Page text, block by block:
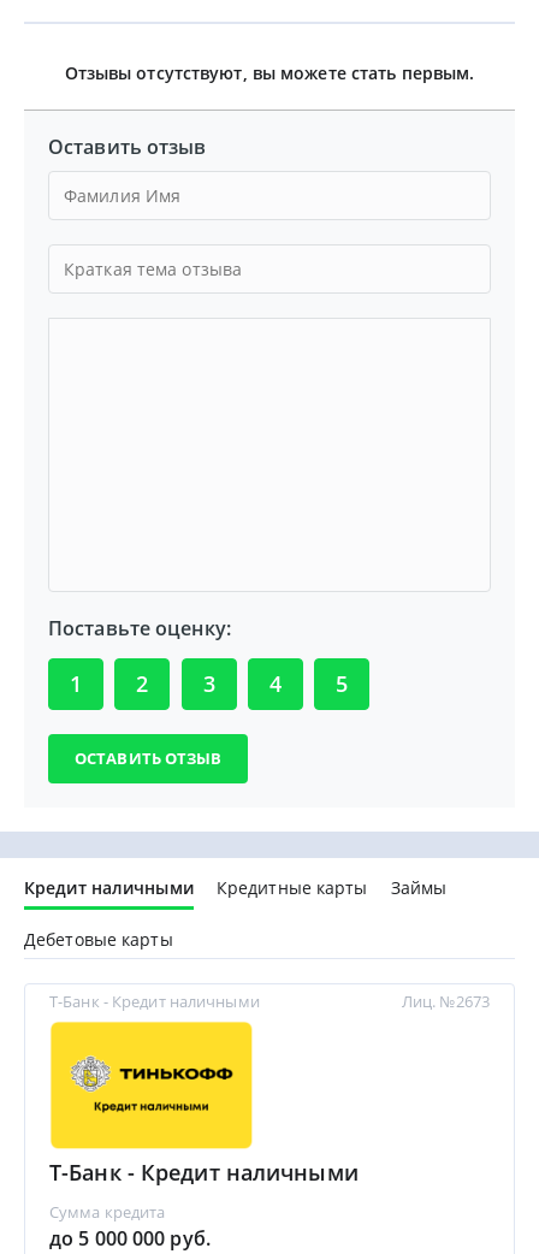
Отзывы отсутствуют, вы можете стать первым.
Оставить отзыв
Поставьте оценку:
1 2 3 4 5
Кредит наличными Кредитные карты Займы
Дебетовые карты
Т-Банк - Кредит наличными
Т-Банк - Кредит наличными
Сумма кредита
до 5 000 000 руб.
Лиц. №2673